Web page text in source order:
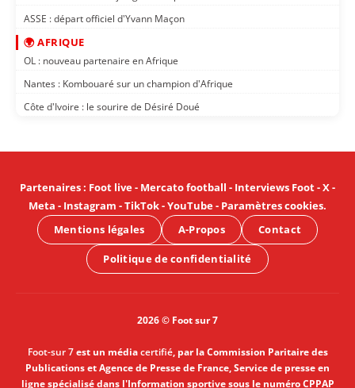
ASSE : départ officiel d'Yvann Maçon
🌍 AFRIQUE
OL : nouveau partenaire en Afrique
Nantes : Kombouaré sur un champion d'Afrique
Côte d'Ivoire : le sourire de Désiré Doué
Partenaires: Foot live- Mercato football - Interviews Foot-X-
Meta - Instagram -TikTok-YouTube- Paramètres cookies.
Mentions légales
A-Propos Contact
Politique de confidentialité
2026 © Foot sur 7
Foot-sur 7est un médiacertifié, par la Commission Paritaire des
Publications et Agence de Presse de France, Service de presse en
ligne spécialisé dans l'Information sportive sous le numéro CPPAP